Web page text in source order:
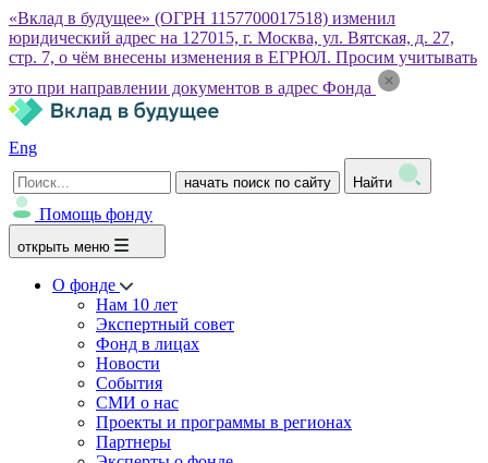
«Вклад в будущее» (ОГРН 1157700017518) изменил
юридический адрес на 127015, г. Москва, ул. Вятская, д. 27,
стр. 7, о чём внесены изменения в ЕГРЮЛ. Просим учитывать
это при направлении документов в адрес Фонда
Eng
начать поиск по сайту Найти
Помощь фонду
открыть меню
О фонде
Нам 10 лет
Экспертный совет
Фонд в лицах
Новости
События
СМИ о нас
Проекты и программы в регионах
Партнеры